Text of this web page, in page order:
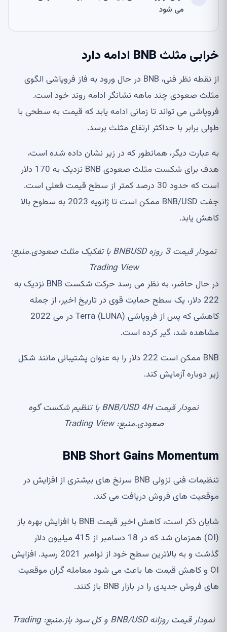
می شود
خرابی مثلث BNB ادامه دارد
از نقطه نظر فنی، BNB در حال ورود به فاز فروپاشی الگوی
مثلث صعودی چند ماهه نشانگر ادامه روند خود است.
فروپاشی می تواند تا زمانی ادامه یابد که قیمت به سطحی با
طولی برابر با حداکثر ارتفاع مثلث برسد.
به عبارت دیگر، همانطور که در زیر نشان داده شده است،
هدف برای شکست مثلث صعودی BNB نزدیک به 170 دلار
است که حدود 30 درصد کمتر از سطح قیمت فعلی است.
جفت BNB/USD ممکن است تا ژانویه 2023 به سطوح بالا
کاهش یابد.
نمودار قیمت 3 روزه BNBUSD با تفکیک مثلث صعودی.منبع:
Trading View
در حال حاضر، به نظر می رسد حرکت شکست BNB نزدیک به
222 دلار، یک سطح حمایت قوی در تاریخ اخیر، از جمله
کاهشی که پس از فروپاشی Terra (LUNA) در می 2022
مشاهده شد، گیر کرده است.
BNB ممکن است 222 دلار را به عنوان پشتیبانی مانند شکل
زیر دوباره آزمایش کند.
نمودار قیمت BNB/USD 4H با تنظیم شکست گوه
صعودی.منبع: Trading View
BNB Short Gains Momentum
تنظیمات فنی نزولی BNB سرنخ های بیشتری از افزایش در
موقعیت های فروش دریافت می کند.
شایان ذکر است، کاهش اخیر قیمت BNB با افزایش بهره باز
(OI) همزمان شد که در 18 دسامبر از 415 میلیون دلار
گذشت و به بالاترین سطح خود از نوامبر 2021 رسید. افزایش
OI و کاهش قیمت ها باعث می شود معامله گران موقعیت
های فروش جدیدی را در بازار BNB باز کنند.
نمودار قیمت روزانه BNB/USD و کل سود باز.منبع: Trading